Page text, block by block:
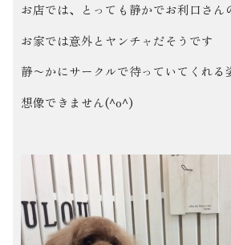
お店では、とっても静かでお利口さん
お家では意外とヤンチャだそうです
静〜かにサークルで待っていてくれる
想像できません(^o^)